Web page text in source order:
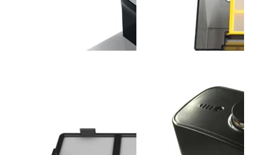
智能扫地机器人
斐纳TOMEFON-TF-
W8000A空气净化器